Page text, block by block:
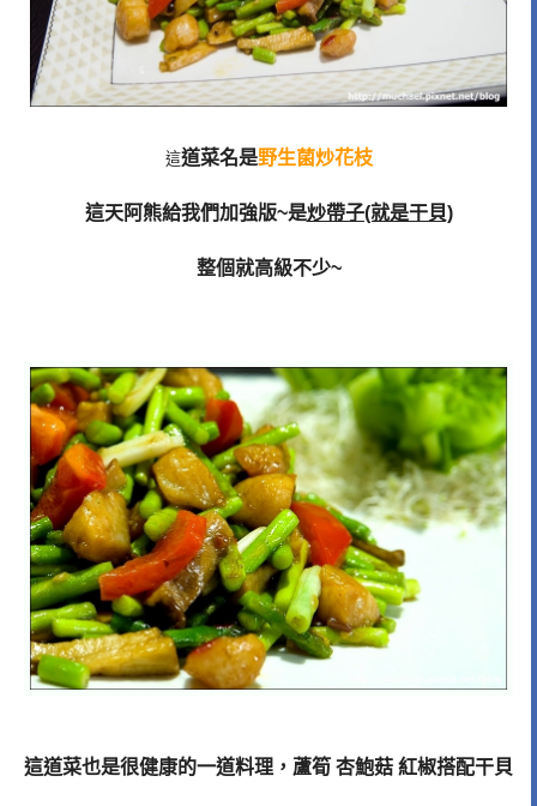
這道菜名是野生菌炒花枝
這天阿熊給我們加強版~是炒帶子(就是干貝)
整個就高級不少~
這道菜也是很健康的一道料理，蘆筍 杏鮑菇 紅椒搭配干貝